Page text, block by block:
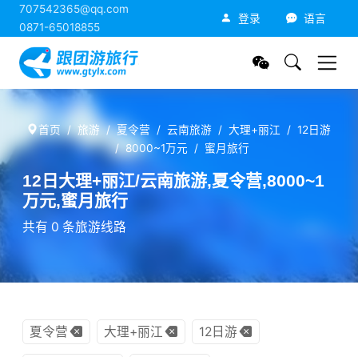
707542365@qq.com
0871-65018855
登录 语言
首页 旅游 夏令营 云南旅游 大理+丽江
12日游
8000~1万元
蜜月旅行
12日大理+丽江/云南旅游,夏令营,8000~1
万元,蜜月旅行
共有 0 条旅游线路
夏令营 大理+丽江 12日游